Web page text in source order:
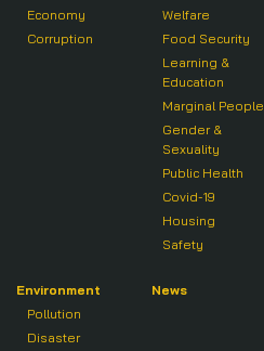
Economy
Corruption
Welfare
Food Security
Learning &
Education
Marginal People
Gender &
Sexuality
Public Health
Covid-19
Housing
Safety
Environment
Pollution
Disaster
News